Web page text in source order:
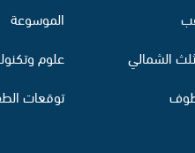
الشمالي
الموسوعة
علوم
توقعات